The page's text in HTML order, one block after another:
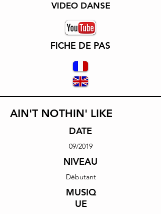
VIDEO DANSE
FICHE DE PAS
AIN'T NOTHIN' LIKE
DATE
09/2019
NIVEAU
Débutant
MUSIQ
UE